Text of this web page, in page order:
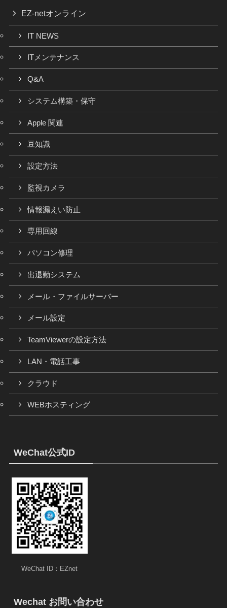
EZ-netオンライン
IT NEWS
ITメンテナンス
Q&A
システム構築・保守
Apple 関連
豆知識
設定方法
監視カメラ
情報漏えい防止
専用回線
パソコン修理
出退勤システム
メール・ファイルサーバー
メール設定
TeamViewerの設定方法
LAN・電話工事
クラウド
WEBホスティング
WeChat公式ID
WeChat ID：EZnet
Wechat お問い合わせ